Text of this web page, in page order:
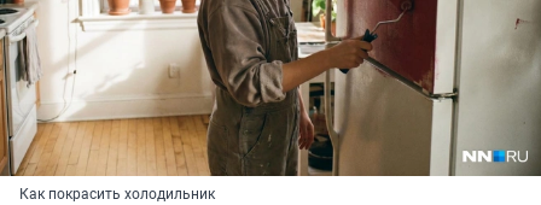
Как покрасить холодильник